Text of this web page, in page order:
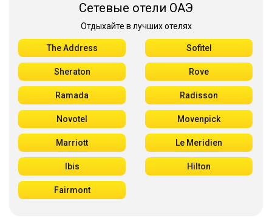
Сетевые отели ОАЭ
Отдыхайте в лучших отелях
The Address Sofitel
Sheraton Rove
Ramada Radisson
Novotel Movenpick
Marriott Le Meridien
Ibis Hilton
Fairmont